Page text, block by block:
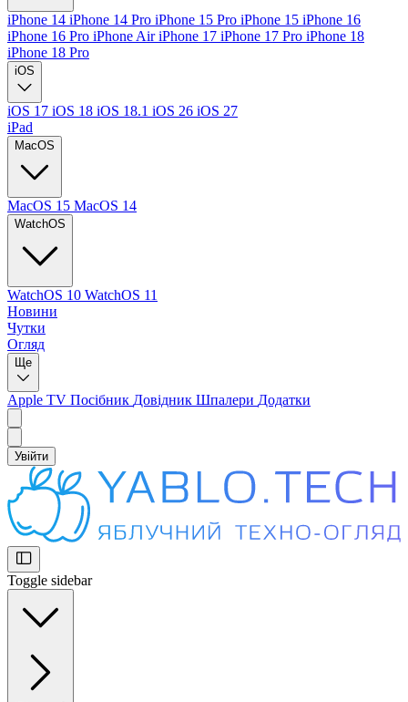
iPhone 14 iPhone 14 Pro iPhone 15 Pro iPhone 15 iPhone 16
iPhone 16 Pro iPhone AiriPhone 17 iPhone 17 Pro iPhone 18
iPhone 18 Pro
iOS
iOS 17 iOS 18 iOS 18.1 iOS 26 iOS 27
iPad
MacOS
MacOS 15 MacOS 14
WatchOS
WatchOS 10 WatchOS 11
Новини
Чутки
Огляд
Ще
Apple TV Посібник Довідник Шпалери Додатки
Увійти
Toggle sidebar